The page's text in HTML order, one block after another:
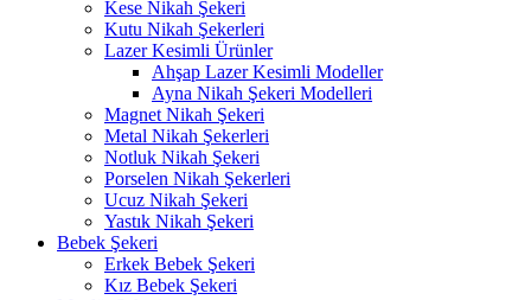
Kese Nikah Şekeri
Kutu Nikah Şekerleri
Lazer Kesimli Ürünler
Ahşap Lazer Kesimli Modeller
Ayna Nikah Şekeri Modelleri
Magnet Nikah Şekeri
Metal Nikah Şekerleri
Notluk Nikah Şekeri
Porselen Nikah Şekerleri
Ucuz Nikah Şekeri
Yastık Nikah Şekeri
Bebek Şekeri
Erkek Bebek Şekeri
Kız Bebek Şekeri